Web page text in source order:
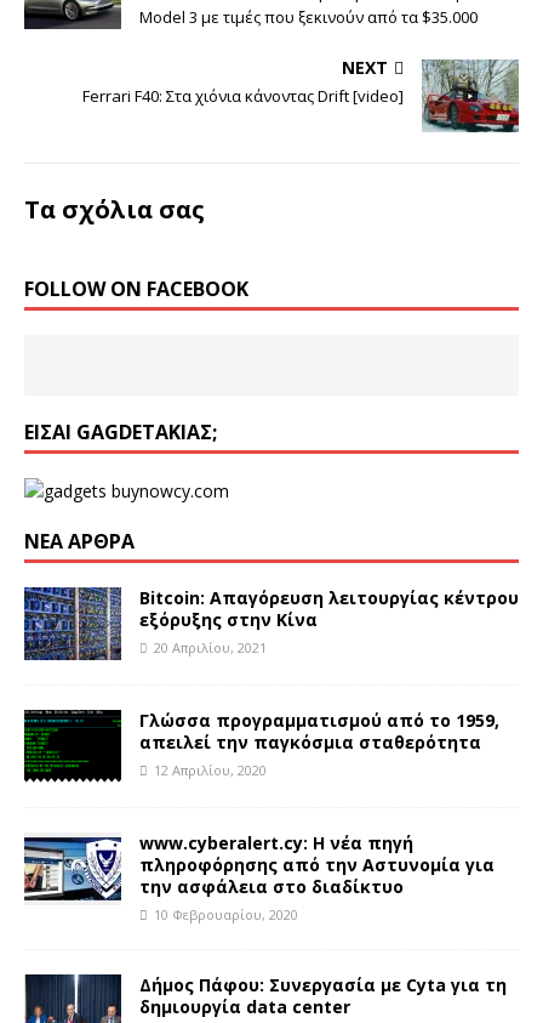
Model 3 με τιμές που ξεκινούν από τα $35.000
NEXT
Ferrari F40: Στα χιόνια κάνοντας Drift [video]
Τα σχόλια σας
FOLLOW ON FACEBOOK
ΕΊΣΑΙ GAGDETΆΚΙΑΣ;
ΝΈΑ ΆΡΘΡΑ
Bitcoin: Απαγόρευση λειτουργίας κέντρου
εξόρυξης στην Κίνα
20 Απριλίου, 2021
Γλώσσα προγραμματισμού από το 1959,
απειλεί την παγκόσμια σταθερότητα
12 Απριλίου, 2020
www.cyberalert.cy: Η νέα πηγή
πληροφόρησης από την Αστυνομία για
την ασφάλεια στο διαδίκτυο
10 Φεβρουαρίου, 2020
Δήμος Πάφου: Συνεργασία με Cyta για τη
δημιουργία data center